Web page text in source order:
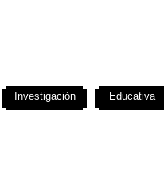
Investigación Educativa